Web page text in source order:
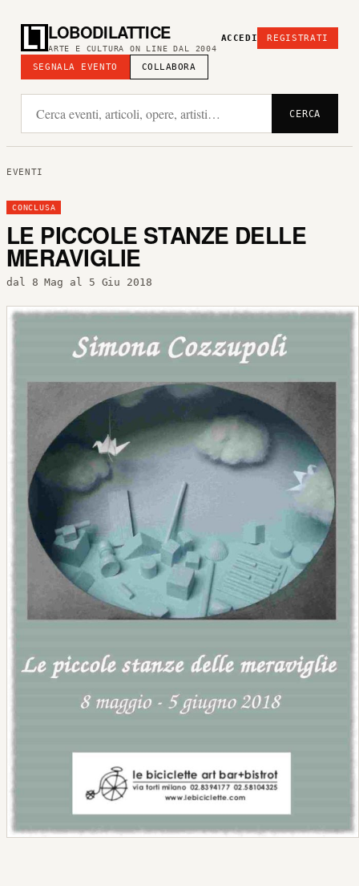
LOBODILATTICE
ARTE E CULTURA ON LINE DAL 2004
SEGNALA EVENTO COLLABORA
ACCEDI REGISTRATI
CERCA
EVENTI
CONCLUSA
LE PICCOLE STANZE DELLE
MERAVIGLIE
dal 8 Mag al 5 Giu 2018